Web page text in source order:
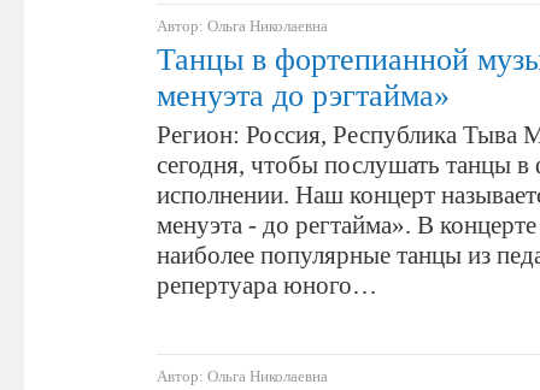
Автор: Ольга Николаевна
Танцы в фортепианной
менуэта до рэгтайма»
Регион: Россия, Республика Тыва
сегодня, чтобы послушать танцы
исполнении. Наш концерт
менуэта - до регтайма». В
наиболее популярные танцы из
репертуара юного…
Автор: Ольга Николаевна